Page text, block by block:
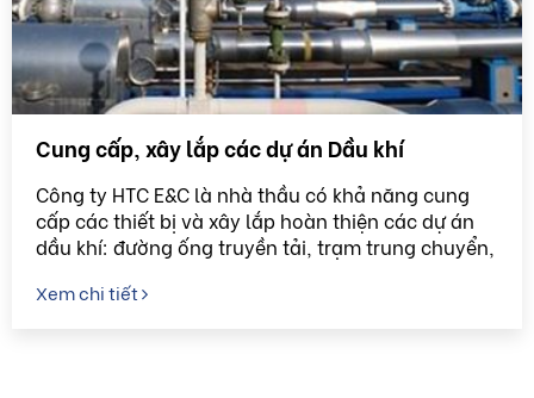
Cung cấp, xây lắp các dự án Dầu khí
Công ty HTC E&C là nhà thầu có khả năng cung
cấp các thiết bị và xây lắp hoàn thiện các dự án
dầu khí: đường ống truyền tải, trạm trung chuyển,
nhận
Xem chi tiết